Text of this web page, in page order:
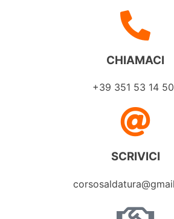
CHIAMACI
+39 351 53 14
SCRIVICI